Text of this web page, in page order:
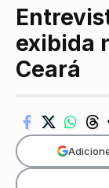
exibida
Ceará